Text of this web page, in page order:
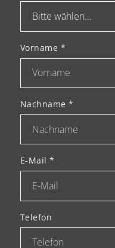
Vorname *
Nachname*
E-Mail*
Telefon